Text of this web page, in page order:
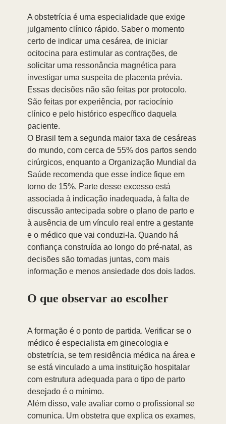
A obstetrícia é uma especialidade que exige
julgamento clínico rápido. Saber o momento
certo de indicar uma cesárea, de iniciar
ocitocina para estimular as contrações, de
solicitar uma ressonância magnética para
investigar uma suspeita de placenta prévia.
Essas decisões não são feitas por protocolo.
São feitas por experiência, por raciocínio
clínico e pelo histórico específico daquela
paciente.
O Brasil tem a segunda maior taxa de cesáreas
do mundo, com cerca de 55% dos partos sendo
cirúrgicos, enquanto a Organização Mundial da
Saúde recomenda que esse índice fique em
torno de 15%. Parte desse excesso está
associada à indicação inadequada, à falta de
discussão antecipada sobre o plano de parto e
à ausência de um vínculo real entre a gestante
e o médico que vai conduzi-la. Quando há
confiança construída ao longo do pré-natal, as
decisões são tomadas juntas, com mais
informação e menos ansiedade dos dois lados.
O que observar ao escolher
A formação é o ponto de partida. Verificar se o
médico é especialista em ginecologia e
obstetrícia, se tem residência médica na área e
se está vinculado a uma instituição hospitalar
com estrutura adequada para o tipo de parto
desejado é o mínimo.
Além disso, vale avaliar como o profissional se
comunica. Um obstetra que explica os exames,